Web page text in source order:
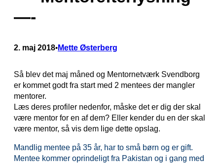
—-
2. maj 2018•Mette Østerberg
Så blev det maj måned og Mentornetværk Svendborg
er kommet godt fra start med 2 mentees der mangler
mentorer.
Læs deres profiler nedenfor, måske det er dig der skal
være mentor for en af dem? Eller kender du en der skal
være mentor, så vis dem lige dette opslag.
Mandlig mentee på 35 år, har to små børn og er gift.
Mentee kommer oprindeligt fra Pakistan og i gang med